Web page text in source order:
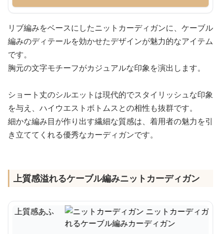
リブ編みをベースにしたニットカーディガンに、ケーブル
編みのディテールを効かせたデザインが魅力的なアイテム
です。
胸元の文字モチーフがカジュアルな印象を演出します。
ショート丈のシルエットは現代的でスタイリッシュな印象
を与え、ハイウエストボトムスとの相性も抜群です。
細かな編み目が作り出す繊細な質感は、着用者の魅力を引
き立ててくれる優秀なカーディガンです。
上質感溢れるケーブル編みニットカーディガン